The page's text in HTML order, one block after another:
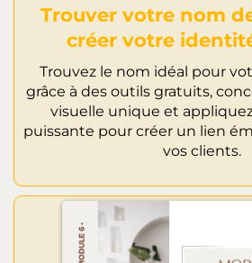
Trouver votre nom
créer votre
Trouvez le nom idéal pour
grâce à des outils gratuits,
visuelle unique et
puissante pour créer un lien
vos clients.